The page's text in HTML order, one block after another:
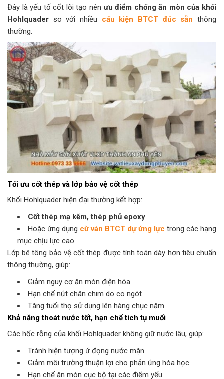
Đây là yếu tố cốt lõi tạo nên ưu điểm chống ăn mòn của khối
Hohlquader so với nhiều cấu kiện BTCT đúc sẵn thông
thường.
Tối ưu cốt thép và lớp bảo vệ cốt thép
Khối Hohlquader hiện đại thường kết hợp:
Cốt thép mạ kẽm, thép phủ epoxy
Hoặc ứng dụng cừ ván BTCT dự ứng lực trong các hạng
mục chịu lực cao
Lớp bê tông bảo vệ cốt thép được tính toán dày hơn tiêu chuẩn
thông thường, giúp:
Giảm nguy cơ ăn mòn điện hóa
Hạn chế nứt chân chim do co ngót
Tăng tuổi thọ sử dụng lên hàng chục năm
Khả năng thoát nước tốt, hạn chế tích tụ muối
Các hốc rỗng của khối Hohlquader không giữ nước lâu, giúp:
Tránh hiện tượng ứ đọng nước mặn
Giảm môi trường thuận lợi cho phản ứng hóa học
Hạn chế ăn mòn cục bộ tại các điểm yếu